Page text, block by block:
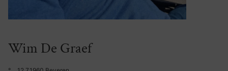
Wim De Graef